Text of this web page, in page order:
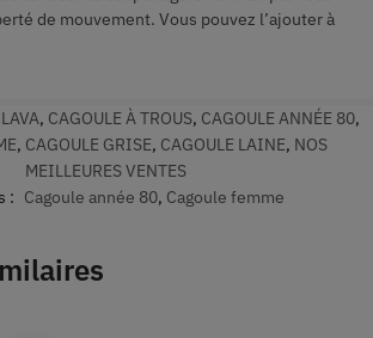
de mouvement. Vous pouvez l’ajouter à
, CAGOULE À TROUS, CAGOULE ANNÉE 80,
, CAGOULE GRISE, CAGOULE LAINE, NOS
MEILLEURES VENTES
: Cagoule année 80, Cagoule femme